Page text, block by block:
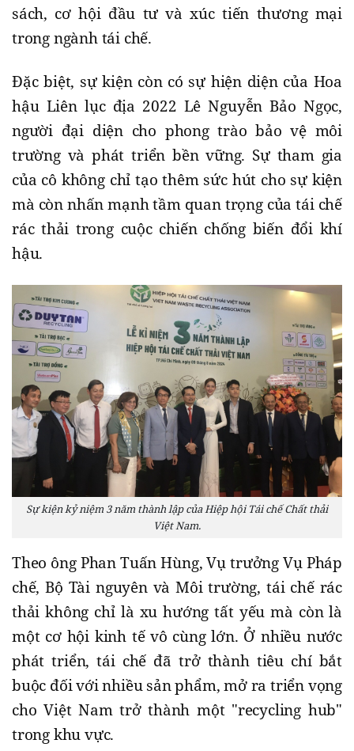
sách, cơ hội đầu tư và xúc tiến thương mại
trong ngành tái chế.
Đặc biệt, sự kiện còn có sự hiện diện của Hoa
hậu Liên lục địa 2022 Lê Nguyễn Bảo Ngọc,
người đại diện cho phong trào bảo vệ môi
trường và phát triển bền vững. Sự tham gia
của cô không chỉ tạo thêm sức hút cho sự kiện
mà còn nhấn mạnh tầm quan trọng của tái chế
rác thải trong cuộc chiến chống biến đổi khí
hậu.
Sự kiện kỷ niệm 3 năm thành lập của Hiệp hội Tái chế Chất thải
Việt Nam.
Theo ông Phan Tuấn Hùng, Vụ trưởng Vụ Pháp
chế, Bộ Tài nguyên và Môi trường, tái chế rác
thải không chỉ là xu hướng tất yếu mà còn là
một cơ hội kinh tế vô cùng lớn. Ở nhiều nước
phát triển, tái chế đã trở thành tiêu chí bắt
buộc đối với nhiều sản phẩm, mở ra triển vọng
cho Việt Nam trở thành một "recycling hub"
trong khu vực.